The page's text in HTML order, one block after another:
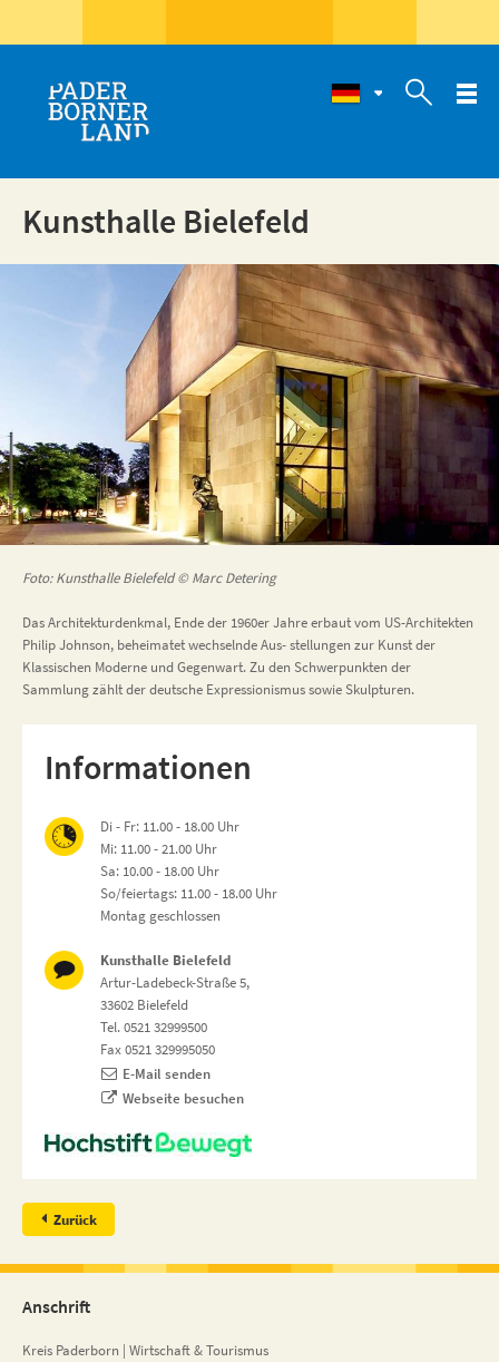

Kunsthalle Bielefeld
Foto: Kunsthalle Bielefeld © Marc Detering
Das Architekturdenkmal, Ende der 1960er Jahre erbaut vom US-Architekten
Philip Johnson, beheimatet wechselnde Aus- stellungen zur Kunst der
Klassischen Moderne und Gegenwart. Zu den Schwerpunkten der
Sammlung zählt der deutsche Expressionismus sowie Skulpturen.
Informationen
Di - Fr: 11.00 - 18.00 Uhr
Mi: 11.00 - 21.00 Uhr
Sa: 10.00 - 18.00 Uhr
So/feiertags: 11.00 - 18.00 Uhr
Montag geschlossen
Kunsthalle Bielefeld
Artur-Ladebeck-Straße 5,
33602 Bielefeld
Tel. 0521 32999500
Fax 0521 329995050
E-Mail senden
Webseite besuchen
Zurück
Anschrift
Kreis Paderborn | Wirtschaft & Tourismus